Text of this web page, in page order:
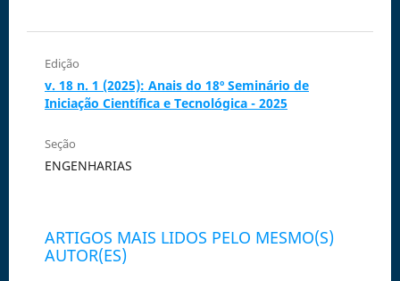
Edição
v. 18 n. 1 (2025): Anais do 18º Seminário de
Iniciação Científica e Tecnológica - 2025
Seção
ENGENHARIAS
ARTIGOS MAIS LIDOS PELO MESMO(S)
AUTOR(ES)